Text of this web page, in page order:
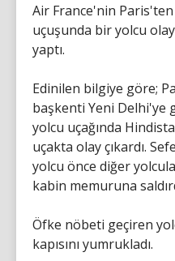
Air France'nin
uçuşunda bir yolcu olay
yaptı.
Edinilen bilgiye göre;
başkenti Yeni Delhi'ye
yolcu uçağında
uçakta olay çıkardı.
yolcu önce diğer
kabin memuruna
Öfke nöbeti geçiren
kapısını yumrukladı.